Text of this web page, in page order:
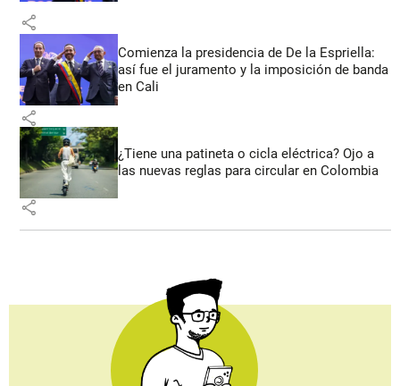
share
Comienza la presidencia de De la Espriella:
así fue el juramento y la imposición de banda
en Cali
share
¿Tiene una patineta o cicla eléctrica? Ojo a
las nuevas reglas para circular en Colombia
share